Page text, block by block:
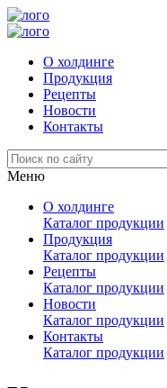
О холдинге
Продукция
Рецепты
Новости
Контакты
Меню
О холдинге
Каталог продукции
Продукция
Каталог продукции
Рецепты
Каталог продукции
Новости
Каталог продукции
Контакты
Каталог продукции